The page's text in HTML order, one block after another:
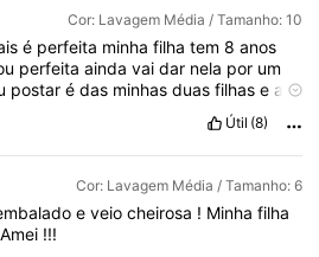
Cor: Lavagem Média / Tamanho: 10
é perfeita minha filha tem 8 anos
perfeitaaindavaidar nela por um
postarédas minhasduasfilhasea
sheim
Útil (8)
Cor: Lavagem Média / Tamanho: 6
e veio cheirosa ! Minha filha
Amei !!!